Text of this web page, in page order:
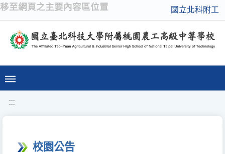
移至網頁之主要內容區位置 國立北科附工
:::
校園公告